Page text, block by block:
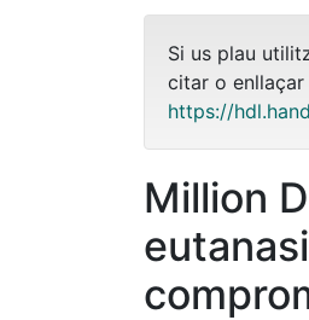
Si us plau
citar o
https://
Million